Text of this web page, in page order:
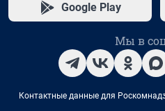
Google Play
Мы в
Контактные данные для